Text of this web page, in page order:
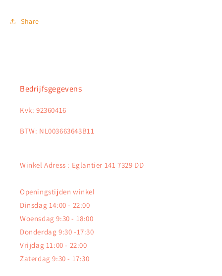
Share
Bedrijfsgegevens
Kvk: 92360416
BTW: NL003663643B11
Winkel Adress : Eglantier 141 7329 DD
Openingstijden winkel
Dinsdag 14:00 - 22:00
Woensdag 9:30 - 18:00
Donderdag 9:30 -17:30
Vrijdag 11:00 - 22:00
Zaterdag 9:30 - 17:30